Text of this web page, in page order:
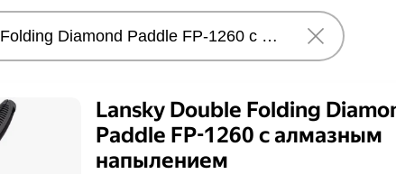
Lansky Double Folding
Paddle FP-1260 с алмазным
напылением